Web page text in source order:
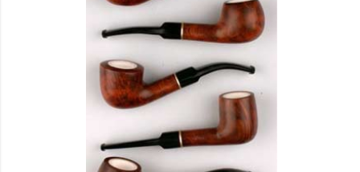
DÝMKA JEAN CLAUDE